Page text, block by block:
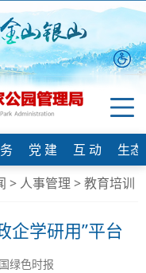
党 建 互 动
生
> 人事管理>教育培训
企学研用”平台
绿色时报